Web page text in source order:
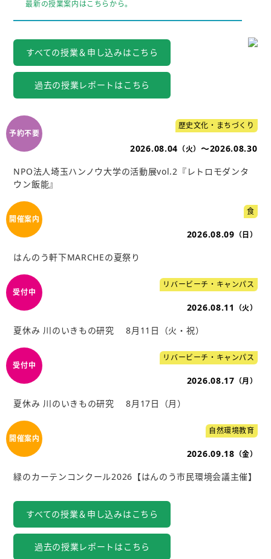
最新の授業案内はこちらから。
すべての授業＆申し込みはこちら
過去の授業レポートはこちら
歴史文化・まちづくり
2026.08.04 （火） ～2026.08.30
NPO法人埼玉ハンノウ大学の活動展vol.2『レトロモダンタ
ウン飯能』
食
2026.08.09 （日）
はんのう軒下MARCHEの夏祭り
リバービーチ・キャンパス
2026.08.11 （火）
夏休み 川のいきもの研究 8月11日（火・祝）
リバービーチ・キャンパス
2026.08.17 （月）
夏休み 川のいきもの研究 8月17日（月）
自然環境教育
2026.09.18 （金）
緑のカーテンコンクール2026【はんのう市民環境会議主催】
すべての授業＆申し込みはこちら
過去の授業レポートはこちら